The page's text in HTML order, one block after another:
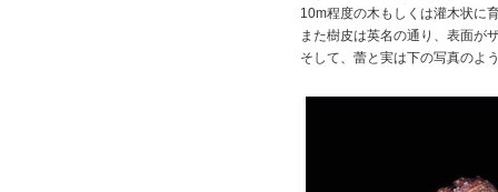
10m程度の木もしくは灌木状に
また樹皮は英名の通り、表面が
そして、蕾と実は下の写真のよ